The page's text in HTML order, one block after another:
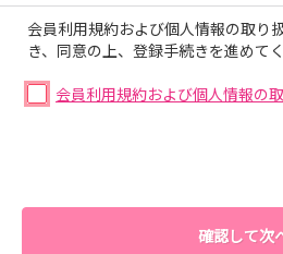
会員利用規約および個人情報の取り
き、同意の上、登録手続きを進めてく
会員利用規約および個人情報の
確認して次